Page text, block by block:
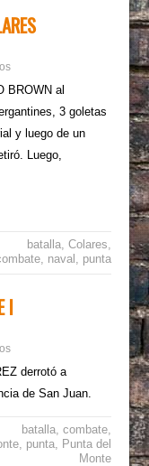
BROWN al
3 goletas
y luego de un
Luego,
batalla, Colares,
, naval , punta
I
derrotó a
de San Juan.
batalla, combate,
, punta, Punta del
Monte